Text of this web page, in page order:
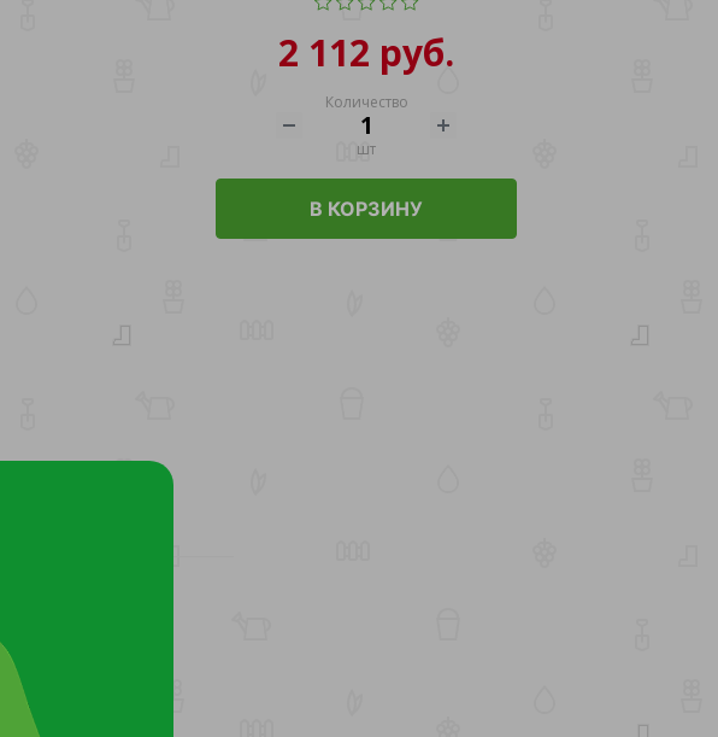
2 112 руб.
Количество
шт
В КОРЗИНУ